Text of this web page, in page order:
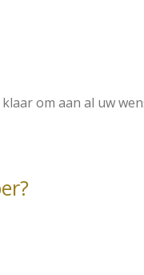
om aan al uw